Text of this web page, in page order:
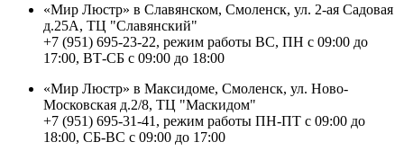
«Мир Люстр» в Славянском, Смоленск, ул. 2-ая Садовая
д.25А, ТЦ "Славянский"
+7 (951) 695-23-22, режим работы ВС, ПН с 09:00 до
17:00, ВТ-СБ с 09:00 до 18:00
«Мир Люстр» в Максидоме, Смоленск, ул. Ново-
Московская д.2/8, ТЦ "Маскидом"
+7 (951) 695-31-41, режим работы ПН-ПТ с 09:00 до
18:00, СБ-ВС с 09:00 до 17:00